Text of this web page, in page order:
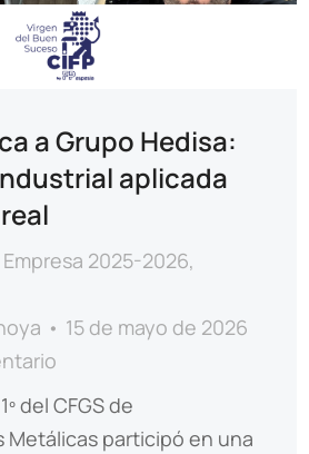
a Grupo Hedisa:
aplicada
2025-2026,
15 de mayo de 2026
del CFGS de
participó en una